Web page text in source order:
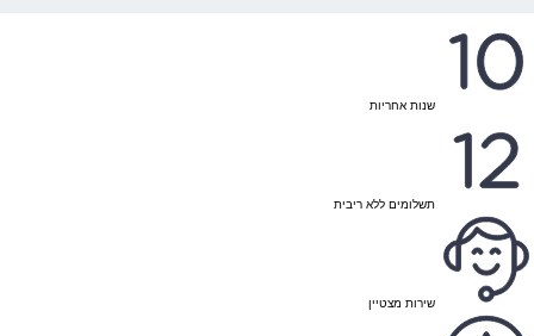
שנות אחריות
תשלומים ללא ריבית
שירות מצטיין